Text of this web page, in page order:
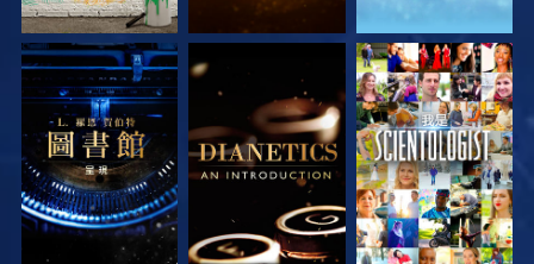
探索系列節目 探索系列節目 觀看